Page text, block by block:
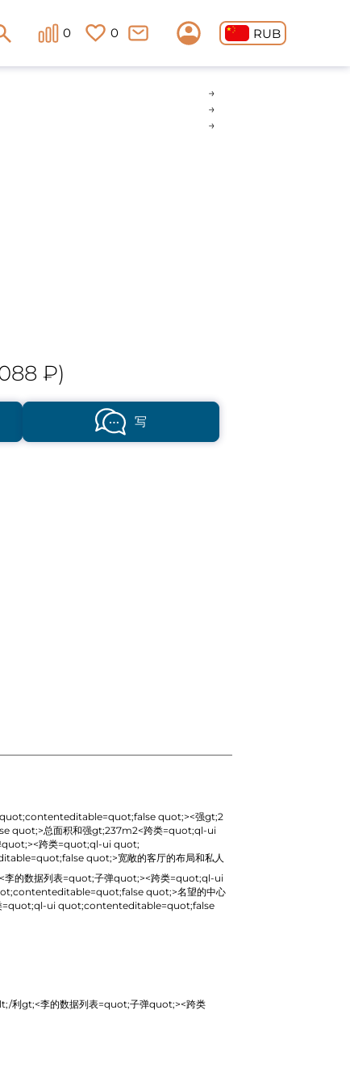
0 0 RUB
₽)
写
quot;><强gt;2
quot;>总面积和强gt;237m2<跨类=quot;ql-ui
quot;><跨类=quot;ql-ui quot;
quot;>宽敞的客厅的布局和私人
李的数据列表=quot;子弹quot;><跨类=quot;ql-ui
quot;>名望的中心
=quot;ql-ui quot;contenteditable=quot;false
利gt;<李的数据列表=quot;子弹quot;><跨类